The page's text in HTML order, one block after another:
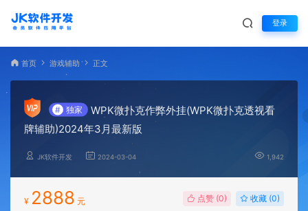
登录
首页 游戏辅助 正文
# 独家
WPK微扑克作弊外挂(WPK微扑克透视看
牌辅助)2024年3月最新版
JK软件开发 2024-03-04 1,942
¥ 2888 元 点赞 (0) 收藏 (0)